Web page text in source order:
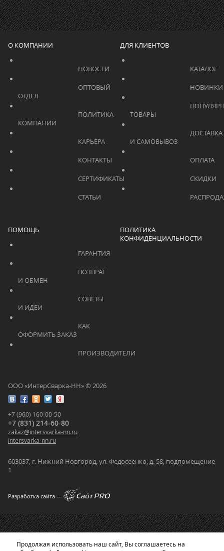
ООО «ИнтерСварка-НН» © 2026
+7 (960) 160-00-50
+7 (831) 214-60-80
zakaz@intersvarka-nn.ru
intersvarka-nn.ru
603037, г. Нижний Новгород, ул. Федосеенко, д. 58, подпомещение
1
Разработка сайта —
О КОМПАНИИ
			    		КАРЬЕРА
ДЛЯ КЛИЕНТОВ
ПОМОЩЬ
ПОЛИТИКА
КОНФИДЕНЦИАЛЬНОСТИ
Продолжая использовать наш сайт, Вы соглашаетесь на